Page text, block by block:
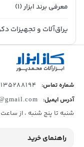
معرفی برند ابزار(1)
یراق‌آلات و تجهیزات
شماره تماس: - 09059162001 - 09111162110
آدرس ایمیل:
شنبه تا پنج شنبه ، از ساعت 9 صبح الی 21 پاسخگوی شما عزیزان هستیم.
راهنمای خرید